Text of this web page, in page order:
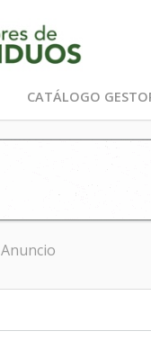
CATÁLOGO
Anuncio